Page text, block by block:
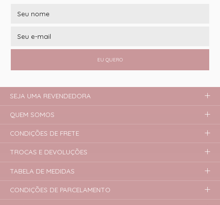
EU QUERO
SEJA UMA REVENDEDORA
QUEM SOMOS
CONDIÇÕES DE FRETE
TROCAS E DEVOLUÇÕES
TABELA DE MEDIDAS
CONDIÇÕES DE PARCELAMENTO